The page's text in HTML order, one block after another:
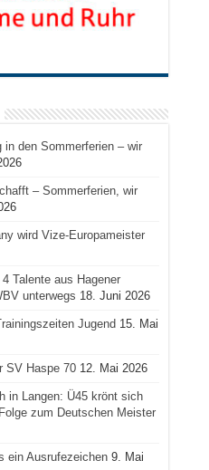
in den Sommerferien – wir
– Sommerferien, wir
wird Vize-Europameister
Talente aus Hagener
unterwegs 18. Juni 2026
Jugend 15. Mai
SV Haspe 70 12. Mai 2026
in Langen: Ü45 krönt sich
zum Deutschen Meister
ein Ausrufezeichen 9. Mai